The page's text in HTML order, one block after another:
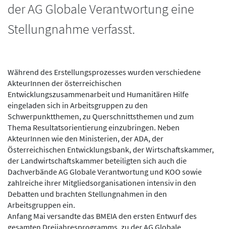
der AG Globale Verantwortung eine
Stellungnahme verfasst.
Während des Erstellungsprozesses wurden verschiedene
AkteurInnen der österreichischen
Entwicklungszusammenarbeit und Humanitären Hilfe
eingeladen sich in Arbeitsgruppen zu den
Schwerpunktthemen, zu Querschnittsthemen und zum
Thema Resultatsorientierung einzubringen. Neben
AkteurInnen wie den Ministerien, der ADA, der
Österreichischen Entwicklungsbank, der Wirtschaftskammer,
der Landwirtschaftskammer beteiligten sich auch die
Dachverbände AG Globale Verantwortung und KOO sowie
zahlreiche ihrer Mitgliedsorganisationen intensiv in den
Debatten und brachten Stellungnahmen in den
Arbeitsgruppen ein.
Anfang Mai versandte das BMEIA den ersten Entwurf des